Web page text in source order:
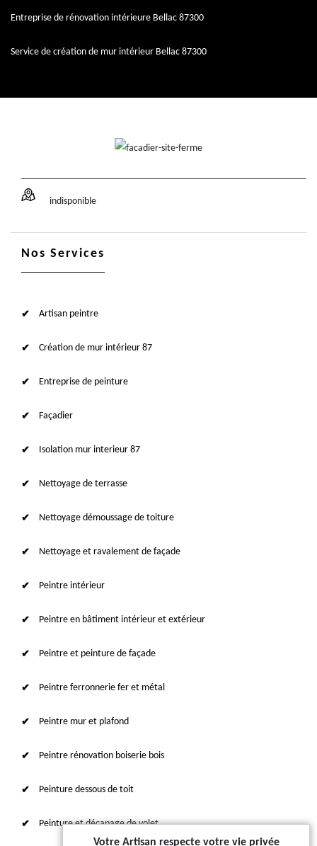
Entreprise de rénovation intérieure Bellac 87300
Service de création de mur intérieur Bellac 87300
indisponible
Nos Services
Artisan peintre
Création de mur intérieur 87
Entreprise de peinture
Façadier
Isolation mur interieur 87
Nettoyage de terrasse
Nettoyage démoussage de toiture
Nettoyage et ravalement de façade
Peintre intérieur
Peintre en bâtiment intérieur et extérieur
Peintre et peinture de façade
Peintre ferronnerie fer et métal
Peintre mur et plafond
Peintre rénovation boiserie bois
Peinture dessous de toit
Peinture et décapage de volet
Votre Artisan respecte votre vie privée